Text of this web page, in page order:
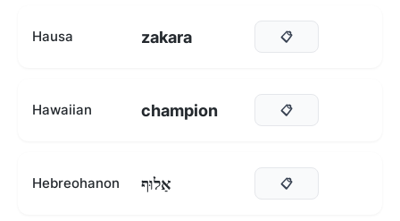
Hausa zakara 📋
Hawaiian champion 📋
Hebreohanon אַלוּף 📋